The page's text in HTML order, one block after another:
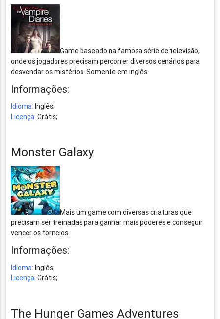
Game baseado na famosa série de televisão,
onde os jogadores precisam percorrer diversos cenários para
desvendar os mistérios. Somente em inglês.
Informações:
Idioma: Inglês;
Licença: Grátis;
Monster Galaxy
Mais um game com diversas criaturas que
precisam ser treinadas para ganhar mais poderes e conseguir
vencer os torneios.
Informações:
Idioma: Inglês;
Licença: Grátis;
The Hunger Games Adventures